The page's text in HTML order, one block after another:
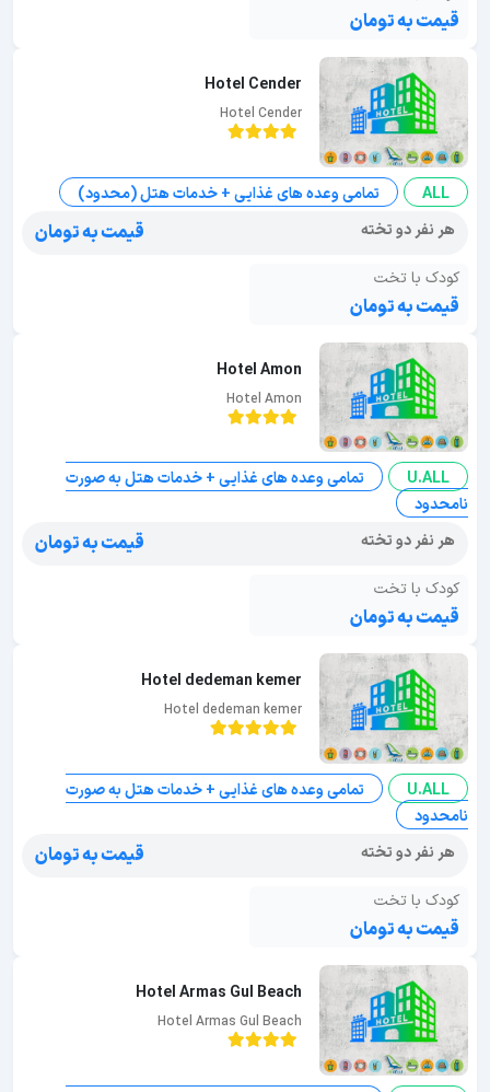
قیمت به تومان
Hotel Cender
Hotel Cender
ALL
تمامی وعده های غذایی + خدمات هتل (محدود)
هر نفر دو تخته
قیمت به تومان
کودک با تخت
قیمت به تومان
Hotel Amon
Hotel Amon
U.ALL
تمامی وعده های غذایی + خدمات هتل به صورت
نامحدود
هر نفر دو تخته
قیمت به تومان
کودک با تخت
قیمت به تومان
Hotel dedeman kemer
Hotel dedeman kemer
U.ALL
تمامی وعده های غذایی + خدمات هتل به صورت
نامحدود
هر نفر دو تخته
قیمت به تومان
کودک با تخت
قیمت به تومان
Hotel Armas Gul Beach
Hotel Armas Gul Beach